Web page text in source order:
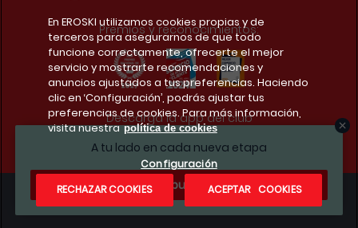
A tu lado en cada nueva etapa
¿Te apuntas?
Premios y reconocimientos:
Descarga la app del club
Condiciones legales
En EROSKI utilizamos cookies propias y de
terceros para asegurarnos de que todo
funcione correctamente, ofrecerte el mejor
servicio y mostrarte recomendaciones y
anuncios ajustados a tus preferencias. Haciendo
clic en ‘Configuración’, podrás ajustar tus
preferencias de cookies. Para más información,
visita nuestra política de cookies
Configuración
RECHAZAR COOKIES
ACEPTAR COOKIES